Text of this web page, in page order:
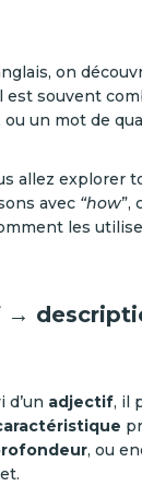
on
est souvent
ou un mot de
allez explorer
avec “how”,
les
→
d’un adjectif, il
, ou